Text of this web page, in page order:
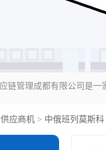
供应商机 > 中俄班列莫斯科